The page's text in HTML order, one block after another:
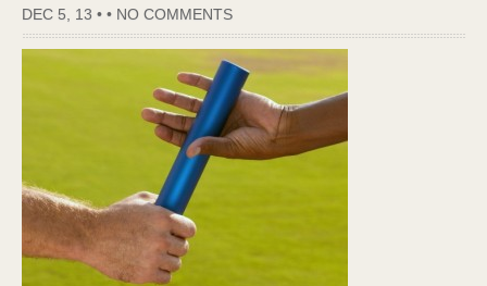
DEC 5, 13 • • NO COMMENTS